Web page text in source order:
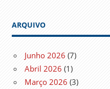
ARQUIVO
Junho 2026 (7)
Abril 2026 (1)
Março 2026 (3)